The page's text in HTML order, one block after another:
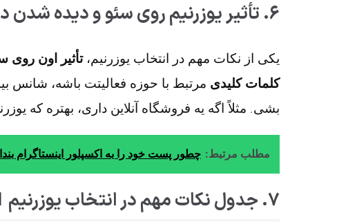
۶. تأثیر یوزرنیم روی سئو و دیده شدن در اینستاگرام 🌐🚀
یکی از نکات مهم در انتخاب یوزرنیم،تأثیر اون روی
کلمات کلیدی مرتبط با حوزه فعالیتت باشه، شانس
بشی. مثلاً اگه یه فروشگاه آنلاین داری، بهتره که
مطلب مرتبط: چطور پست خود را به اکسپلور اینستاگرام
۷. جدول نکات مهم در انتخاب یوزرنیم 🔖📊